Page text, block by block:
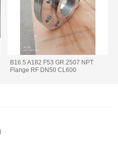
B16.5 A182 F53 GR.2507 NPT
Flange RF DN50 CL600